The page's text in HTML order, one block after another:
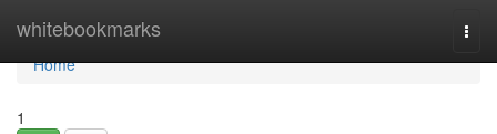
whitebookmarks
Home
Home
1